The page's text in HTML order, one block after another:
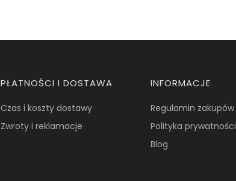
PŁATNOŚCI I DOSTAWA
Czas i koszty dostawy
Zwroty i reklamacje
INFORMACJE
Regulamin zakupów
Polityka prywatności
Blog